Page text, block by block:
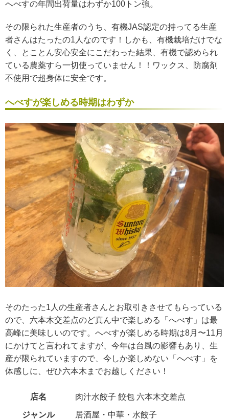
へべすの年間出荷量はわずか100トン強。
その限られた生産者のうち、有機JAS認定の持ってる生産
者さんはたったの1人なのです！しかも、有機栽培だけでな
く、とことん安心安全にこだわった結果、有機で認められ
ている農薬すら一切使っていません！！ワックス、防腐剤
不使用で超身体に安全です。
へべすが楽しめる時期はわずか
そのたった1人の生産者さんとお取引きさせてもらっている
ので、六本木交差点のど真ん中で楽しめる「へべす」は最
高峰に美味しいのです。へべすが楽しめる時期は8月〜11月
にかけてと言われてますが、今年は台風の影響もあり、生
産が限られていますので、今しか楽しめない「へべす」を
体感しに、ぜひ六本木までお越しください！
店名 肉汁水餃子 餃包 六本木交差点
ジャンル 居酒屋・中華・水餃子